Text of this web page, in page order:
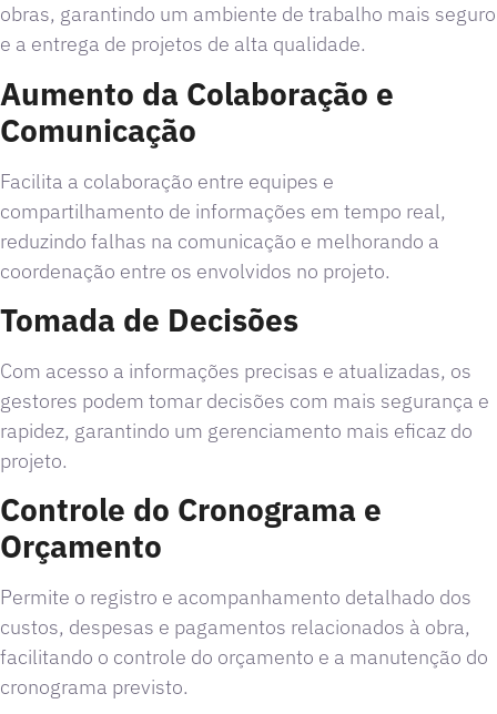
obras, garantindo um ambiente de trabalho mais seguro
e a entrega de projetos de alta qualidade.
Aumento da Colaboração e
Comunicação
Facilita a colaboração entre equipes e
compartilhamento de informações em tempo real,
reduzindo falhas na comunicação e melhorando a
coordenação entre os envolvidos no projeto.
Tomada de Decisões
Com acesso a informações precisas e atualizadas, os
gestores podem tomar decisões com mais segurança e
rapidez, garantindo um gerenciamento mais eficaz do
projeto.
Controle do Cronograma e
Orçamento
Permite o registro e acompanhamento detalhado dos
custos, despesas e pagamentos relacionados à obra,
facilitando o controle do orçamento e a manutenção do
cronograma previsto.